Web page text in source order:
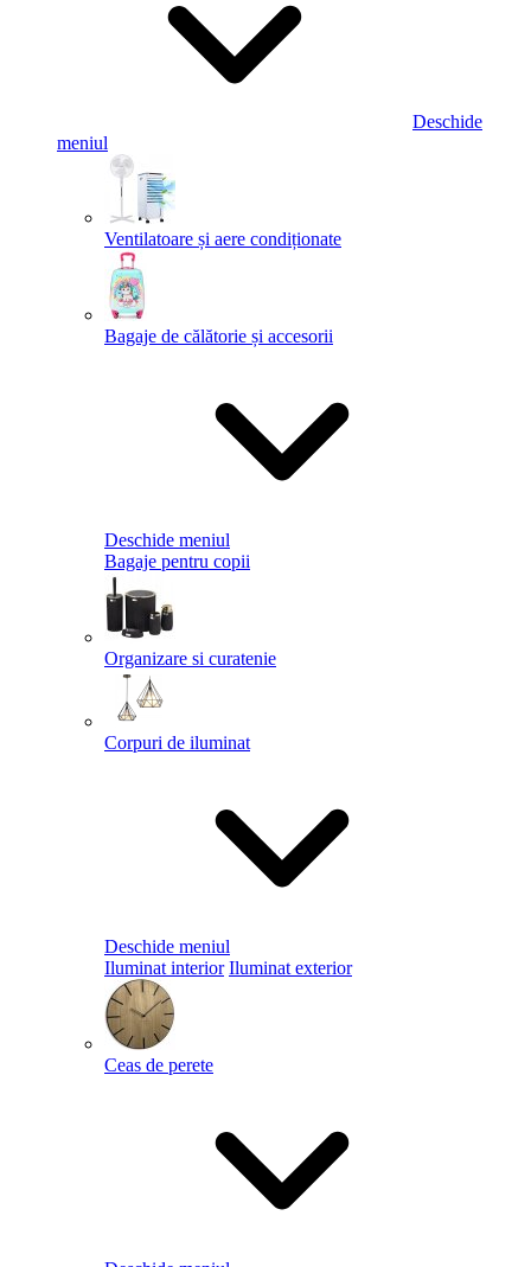
Deschide
meniul
Ventilatoare și aere condiționate
Bagaje de călătorie și accesorii
Deschide meniul
Bagaje pentru copii
Organizare si curatenie
Corpuri de iluminat
Deschide meniul
Iluminat interior Iluminat exterior
Ceas de perete